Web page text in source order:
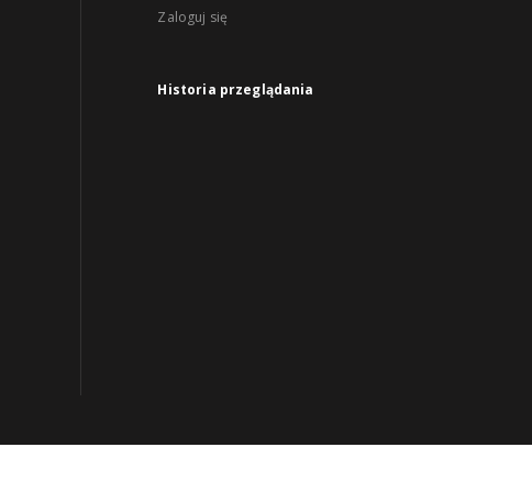
Zaloguj się
Historia przeglądania